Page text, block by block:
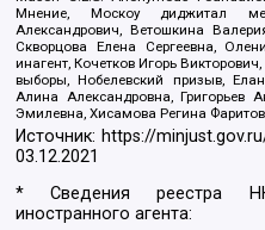
Мнение, Москоу диджитал
Александрович, Ветошкина
Скворцова Елена Сергеевна,
инагент, Кочетков Игорь
выборы, Нобелевский призыв,
Алина Александровна, Григорьев
Эмилевна, Хисамова Регина
Источник: https://
03.12.2021
* Сведения реестра
иностранного агента: